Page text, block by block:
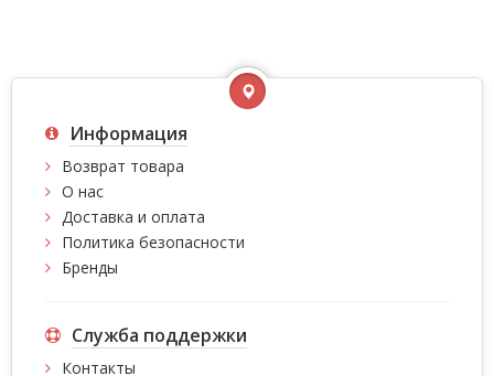
Информация
Возврат товара
О нас
Доставка и оплата
Политика безопасности
Бренды
Служба поддержки
Контакты